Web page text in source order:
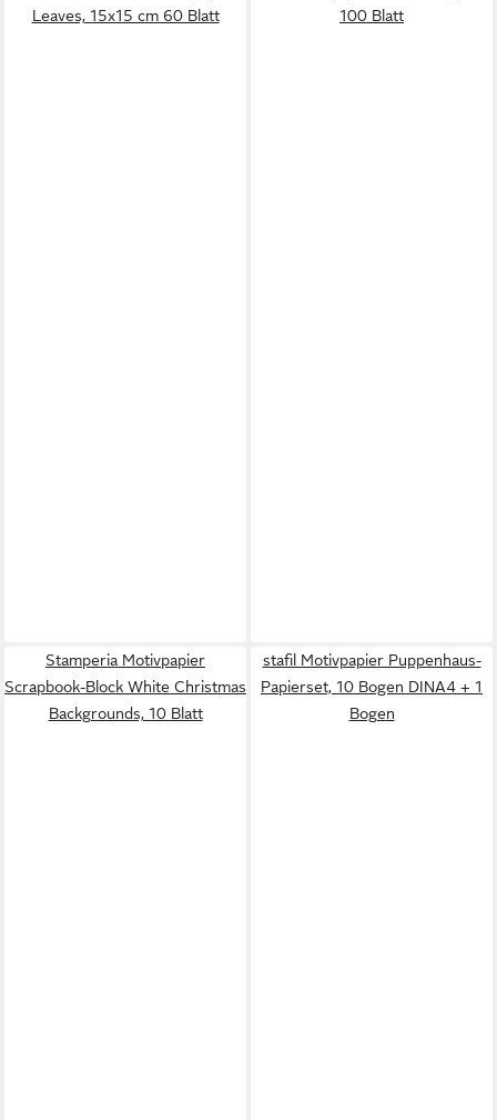
Leaves, 15x15 cm 60 Blatt
100 Blatt
Stamperia Motivpapier
Scrapbook-Block White Christmas
Backgrounds, 10 Blatt
stafil Motivpapier Puppenhaus-
Papierset, 10 Bogen DINA4 + 1
Bogen